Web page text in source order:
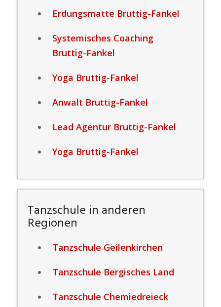
Erdungsmatte Bruttig-Fankel
Systemisches Coaching
Bruttig-Fankel
Yoga Bruttig-Fankel
Anwalt Bruttig-Fankel
Lead Agentur Bruttig-Fankel
Yoga Bruttig-Fankel
Tanzschule in anderen
Regionen
Tanzschule Geilenkirchen
Tanzschule Bergisches Land
Tanzschule Chemiedreieck